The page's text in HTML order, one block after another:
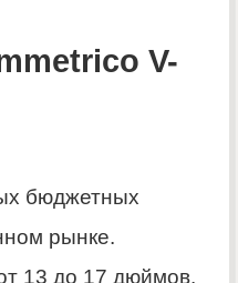
V-
бюджетных
рынке.
13 до 17 дюймов.